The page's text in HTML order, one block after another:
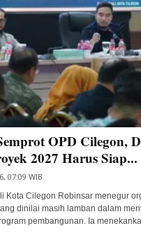
OPD Cilegon,
2027 Harus Siap...
07:09 WIB
Kota Cilegon Robinsar menegur
dinilai masih lamban dalam
pembangunan. Ia